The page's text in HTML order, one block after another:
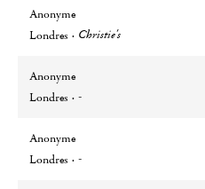
Anonyme
Ville
Londres
Lieu Christie's
Anonyme
Ville
Londres
Lieu -
Anonyme
Ville
Londres
Lieu -